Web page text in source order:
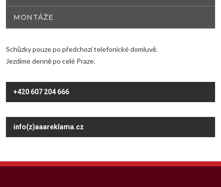
MONTÁŽE
Schůzky pouze po předchozí telefonické domluvě.
Jezdíme denně po celé Praze.
+420 607 204 666
info(z)aaareklama.cz